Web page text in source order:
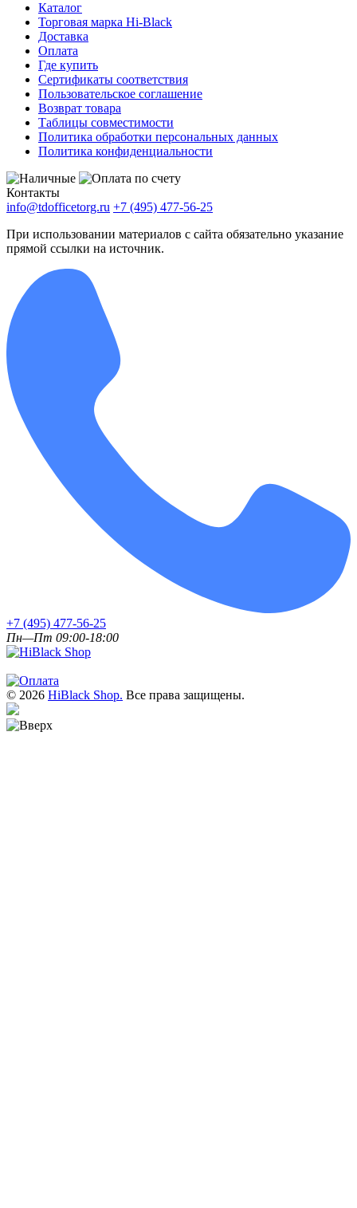
Каталог
Торговая марка Hi-Black
Доставка
Оплата
Где купить
Сертификаты соответствия
Пользовательское соглашение
Возврат товара
Таблицы совместимости
Политика обработки персональных данных
Политика конфиденциальности
Контакты
info@tdofficetorg.ru +7 (495) 477-56-25
При использовании материалов с сайта обязательно указание
прямой ссылки на источник.
+7 (495) 477-56-25
Пн—Пт 09:00-18:00
© 2026 HiBlack Shop. Все права защищены.